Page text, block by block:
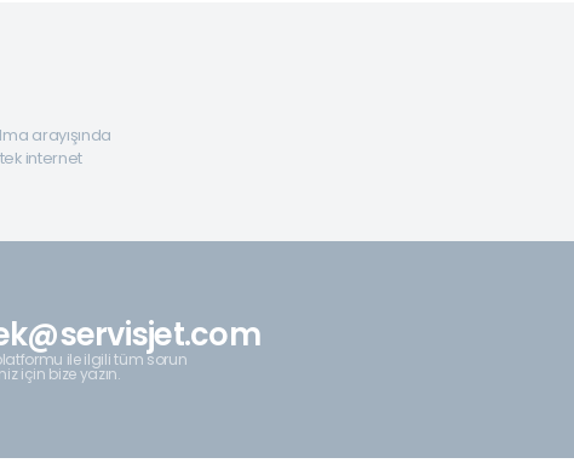
arayışında
tek internet
ile ilgili tüm sorun
için bize yazın.